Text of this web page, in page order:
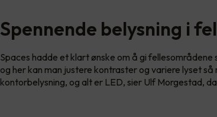
Spennende belysning i
Spaces hadde et klart ønske om å gi
og her kan man justere kontraster og variere lyset så
kontorbelysning, og alt er LED, sier Ulf Morgestad,